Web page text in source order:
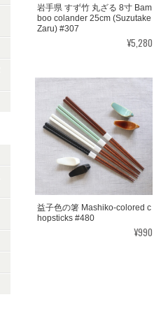
岩手県 すず竹 丸ざる 8寸 Bam
boo colander 25cm (Suzutake
Zaru) #307
¥5,280
益子色の箸 Mashiko-colored c
hopsticks #480
¥990